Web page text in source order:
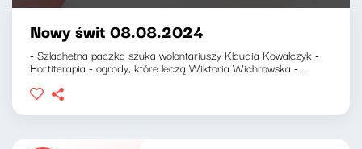
Nowy świt 08.08.2024
- Szlachetna paczka szuka wolontariuszy Klaudia Kowalczyk -
Hortiterapia - ogrody, które leczą Wiktoria Wichrowska -...